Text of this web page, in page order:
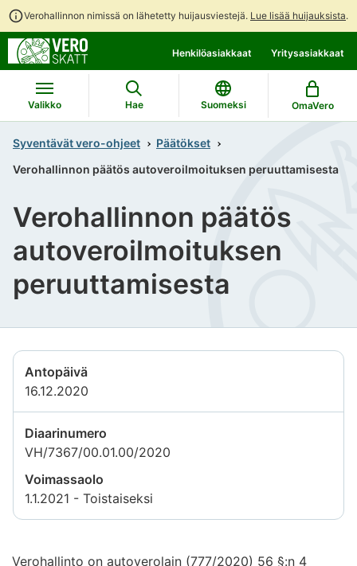
Verohallinnon nimissä on lähetetty huijausviestejä. Lue lisää huijauksista.
suoraan
sisältöön
koko
sivuston
hakuun
Henkilöasiakkaat Yritysasiakkaat
Valikko Hae Suomeksi OmaVero
Syventävät vero-ohjeet
Päätökset
Verohallinnon päätös autoveroilmoituksen peruuttamisesta
Verohallinnon päätös
autoveroilmoituksen
peruuttamisesta
Antopäivä
16.12.2020
Diaarinumero
VH/7367/00.01.00/2020
Voimassaolo
1.1.2021 - Toistaiseksi
Verohallinto on autoverolain (777/2020) 56 §:n 4